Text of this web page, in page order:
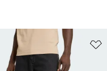
de deseos